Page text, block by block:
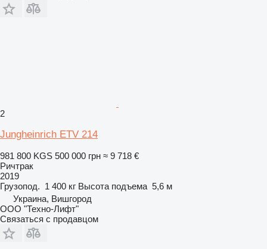
2
Jungheinrich ETV 214
981 800 KGS 500 000 грн ≈ 9 718 €
Ричтрак
2019
Грузопод. 1 400 кг Высота подъема 5,6 м
Украина, Вишгород
ООО "Техно-Лифт"
Связаться с продавцом